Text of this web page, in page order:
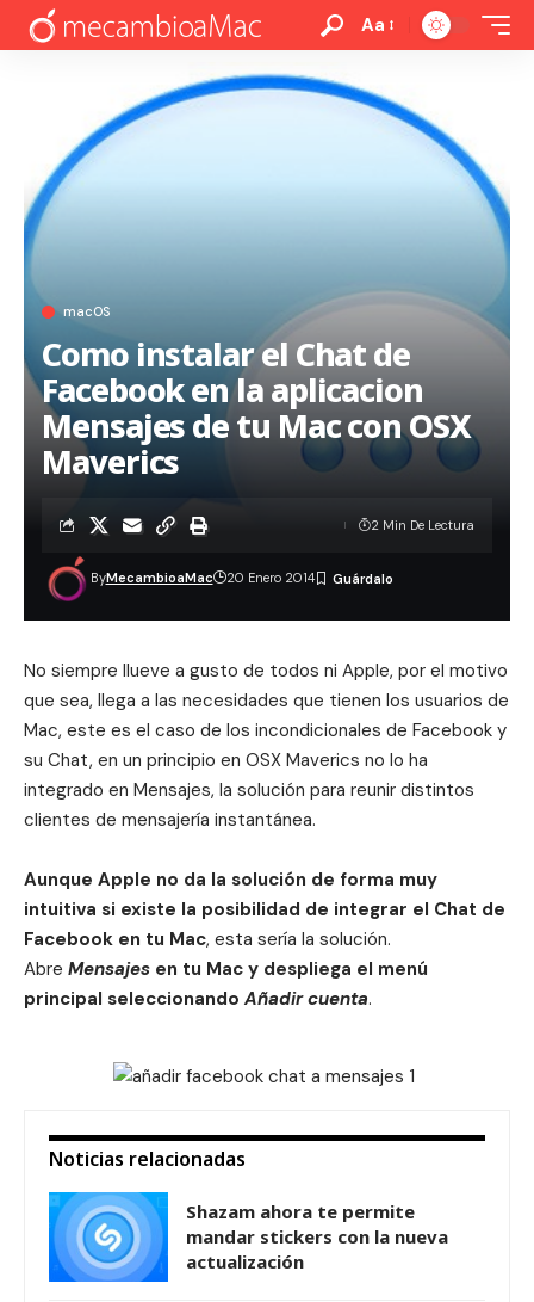
Aa
macOS
Como instalar el Chat de
Facebook en la aplicacion
Mensajes de tu Mac con OSX
Maverics
ByMecambioaMac 20 Enero 2014
2 Min De Lectura
No siempre llueve a gusto de todos ni Apple, por el motivo
que sea, llega a las necesidades que tienen los usuarios de
Mac, este es el caso de los incondicionales de Facebook y
su Chat, en un principio en OSX Maverics no lo ha
integrado en Mensajes, la solución para reunir distintos
clientes de mensajería instantánea.
Aunque Apple no da la solución de forma muy
intuitiva si existe la posibilidad de integrar el Chat de
Facebook en tu Mac, esta sería la solución.
Abre Mensajes en tu Mac y despliega el menú
principal seleccionando Añadir cuenta.
Noticias relacionadas
Shazam ahora te permite
mandar stickers con la nueva
actualización